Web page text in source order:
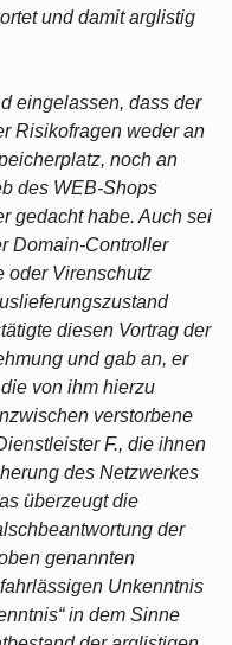
und damit arglistig
eingelassen, dass der
Risikofragen weder an
noch an
des WEB-Shops
gedacht habe. Auch sei
Domain-Controller
oder Virenschutz
diesen Vortrag der
und gab an, er
von ihm hierzu
verstorbene
F., die ihnen
des Netzwerkes
überzeugt die
der
genannten
Unkenntnis
in dem Sinne